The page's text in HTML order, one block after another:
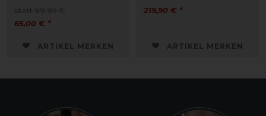
statt 99,95 €
65,00 € *
ARTIKEL MERKEN
219,90 € *
ARTIKEL MERKEN